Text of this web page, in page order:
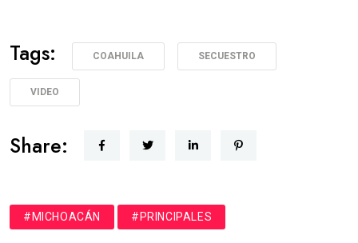
Tags: COAHUILA SECUESTRO
VIDEO
Share:
#MICHOACÁN #PRINCIPALES